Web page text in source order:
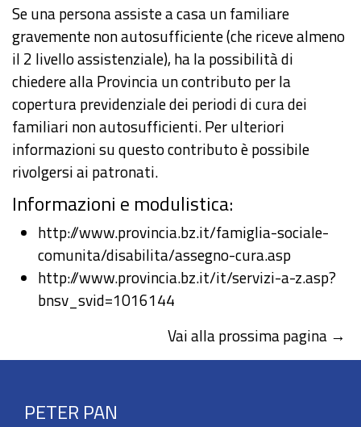
Se una persona assiste a casa un familiare
gravemente non autosufficiente (che riceve almeno
il 2 livello assistenziale), ha la possibilità di
chiedere alla Provincia un contributo per la
copertura previdenziale dei periodi di cura dei
familiari non autosufficienti. Per ulteriori
informazioni su questo contributo è possibile
rivolgersi ai patronati.
Informazioni e modulistica:
http://www.provincia.bz.it/famiglia-sociale-
comunita/disabilita/assegno-cura.asp
http://www.provincia.bz.it/it/servizi-a-z.asp?
bnsv_svid=1016144
Vai alla prossima pagina →
PETER PAN